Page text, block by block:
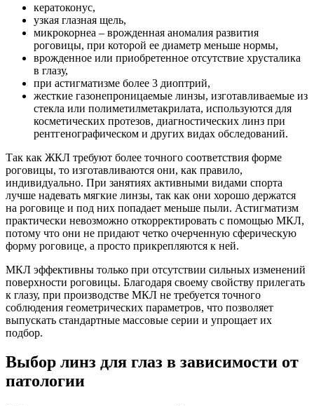
кератоконус,
узкая глазная щель,
микрокорнеа – врожденная аномалия развития
роговицы, при которой ее диаметр меньше нормы,
врожденное или приобретенное отсутствие хрусталика
в глазу,
при астигматизме более 3 диоптрий,
жесткие газонепроницаемые линзы, изготавливаемые из
стекла или полиметилметакрилата, используются для
косметических протезов, диагностических линз при
рентгенографическом и других видах обследований.
Так как ЖКЛ требуют более точного соответствия форме
роговицы, то изготавливаются они, как правило,
индивидуально. При занятиях активными видами спорта
лучше надевать мягкие линзы, так как они хорошо держатся
на роговице и под них попадает меньше пыли. Астигматизм
практически невозможно откорректировать с помощью МКЛ,
потому что они не придают четко очерченную сферическую
форму роговице, а просто прикрепляются к ней.
МКЛ эффективны только при отсутствии сильных изменений
поверхности роговицы. Благодаря своему свойству прилегать
к глазу, при производстве МКЛ не требуется точного
соблюдения геометрических параметров, что позволяет
выпускать стандартные массовые серии и упрощает их
подбор.
Выбор линз для глаз в зависимости от
патологии